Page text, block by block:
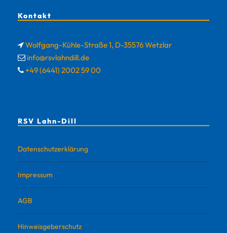
Kontakt
Wolfgang-Kühle-Straße 1, D-35576 Wetzlar
info@rsvlahndill.de
+49 (6441) 2002 59 00
RSV Lahn-Dill
Datenschutzerklärung
Impressum
AGB
Hinweisgeberschutz